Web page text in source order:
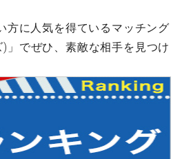
方に人気を得ているマッチング
」でぜひ、素敵な相手を見つけ